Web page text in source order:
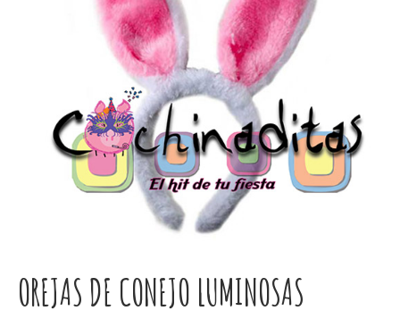
OREJAS DE CONEJO LUMINOSAS